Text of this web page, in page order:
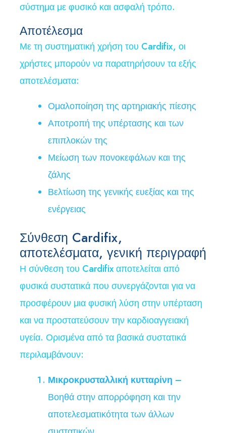
σύστημα με φυσικό και ασφαλή τρόπο.
Αποτέλεσμα
Με τη συστηματική χρήση του Cardifix, οι
χρήστες μπορούν να παρατηρήσουν τα εξής
αποτελέσματα:
Ομαλοποίηση της αρτηριακής πίεσης
Αποτροπή της υπέρτασης και των
επιπλοκών της
Μείωση των πονοκεφάλων και της
ζάλης
Βελτίωση της γενικής ευεξίας και της
ενέργειας
Σύνθεση Cardifix,
αποτελέσματα, γενική περιγραφή
Η σύνθεση του Cardifix αποτελείται από
φυσικά συστατικά που συνεργάζονται για να
προσφέρουν μια φυσική λύση στην υπέρταση
και να προστατεύσουν την καρδιοαγγειακή
υγεία. Ορισμένα από τα βασικά συστατικά
περιλαμβάνουν:
Μικροκρυσταλλική κυτταρίνη –
Βοηθά στην απορρόφηση και την
αποτελεσματικότητα των άλλων